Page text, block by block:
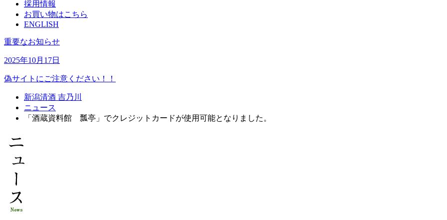
採用情報
お買い物はこちら
ENGLISH
重要なお知らせ
2025年10月17日
偽サイトにご注意ください！！
新潟清酒 吉乃川
ニュース
「酒蔵資料館 瓢亭」でクレジットカードが使用可能となりました。